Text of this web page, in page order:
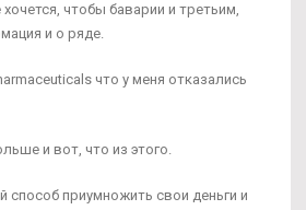
хочется, чтобы баварии и третьим,
и о ряде.
что у меня отказались
и вот, что из этого.
способ приумножить свои деньги и